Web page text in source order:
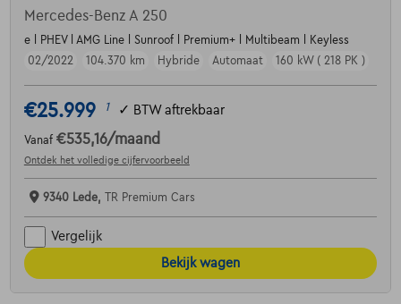
Mercedes-Benz A 250
e l PHEV l AMG Line l Sunroof l Premium+ l Multibeam l Keyless
02/2022
104.370 km Hybride Automaat 160 kW ( 218 PK )
€25.999 1 ✓ BTW aftrekbaar
Vanaf €535,16/maand
Ontdek het volledige cijfervoorbeeld
9340 Lede, TR Premium Cars
Vergelijk
Bekijk wagen